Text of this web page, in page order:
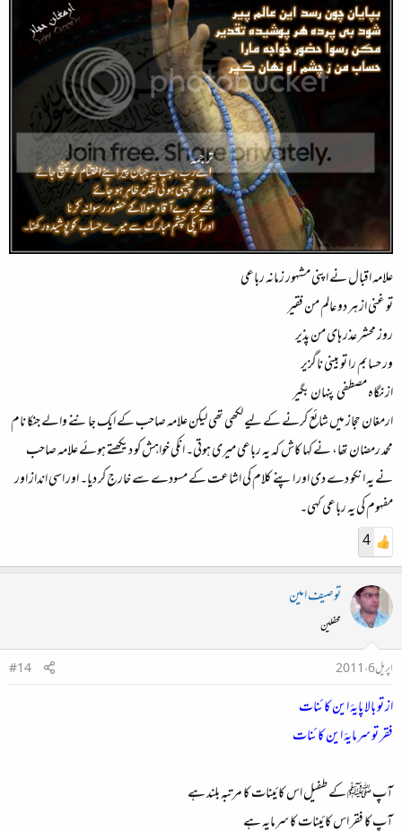
علامہ اقبال نے اپنی مشہور زمانہ رباعی
تو غنی از ہر دو عالم من فقیر
روز محشر عذر ہای من پذیر
ور حسابم را تو بینی ناگزیر
از نگاہ مصطفی پنہان بگیر
ارمغان حجاز میں شائع کرنے کے لیے لکھی تھی لیکن علامہ صاحب کے ایک جاننے والے جنکا نام
محمد رمضان تھا، نے کہا کاش کہ یہ رباعی میری ہوتی۔ انکی خواہش کو دیکھتے ہوئے علامہ صاحب
نے یہ انکو دے دی اور اپنے کلام کی اشاعت کے مسودے سے خارج کر دیا۔ اور اسی انداز اور
مفہوم کی یہ رباعی کہی۔
4
توصیف امین
محفلین
اپریل 6، 2011
#14
از تو بالا پایۂ این کائنات
فقر تو سرمایۂ این کائنات
آپ ﷺ کے طفیل اس کائینات کا مرتبہ بلند ہے
آپ کا فقر اس کائینات کا سرمایہ ہے